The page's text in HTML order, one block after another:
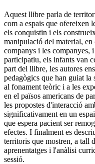
Aquest llibre parla de
com a espais que ofereixen
els conquistin i els
manipulació del material,
companys i les companyes,
participatiu, els infants van
part del llibre, les autores
pedagògics que han guiat la
al fonament teòric i a les
en el països americans de
les propostes d'interacció
significativament en un
que espera pacient ser
efectes. I finalment es
territoris que mostren, a tall
aprenentatges i l'anàlisi
sessió.